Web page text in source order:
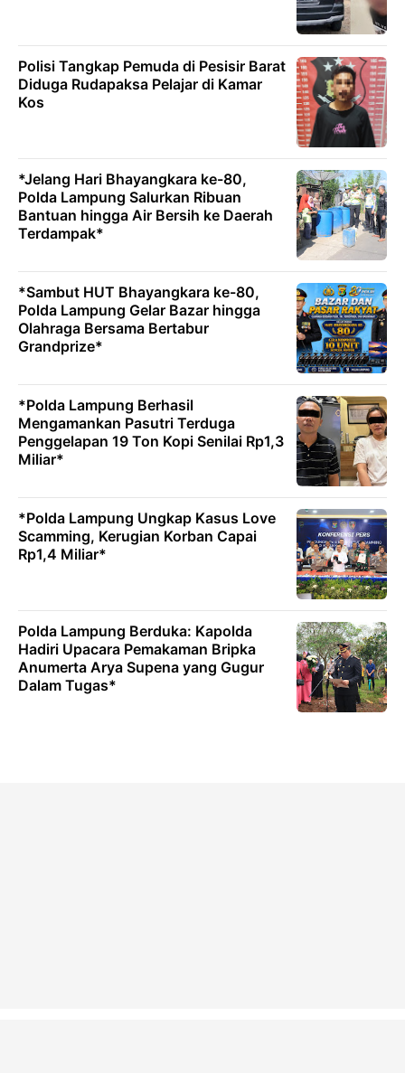
Polisi Tangkap Pemuda di Pesisir Barat
Diduga Rudapaksa Pelajar di Kamar
Kos
*Jelang Hari Bhayangkara ke-80,
Polda Lampung Salurkan Ribuan
Bantuan hingga Air Bersih ke Daerah
Terdampak*
*Sambut HUT Bhayangkara ke-80,
Polda Lampung Gelar Bazar hingga
Olahraga Bersama Bertabur
Grandprize*
*Polda Lampung Berhasil
Mengamankan Pasutri Terduga
Penggelapan 19 Ton Kopi Senilai Rp1,3
Miliar*
*Polda Lampung Ungkap Kasus Love
Scamming, Kerugian Korban Capai
Rp1,4 Miliar*
Polda Lampung Berduka: Kapolda
Hadiri Upacara Pemakaman Bripka
Anumerta Arya Supena yang Gugur
Dalam Tugas*